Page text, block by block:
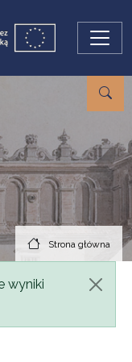
Strona główna
wyniki